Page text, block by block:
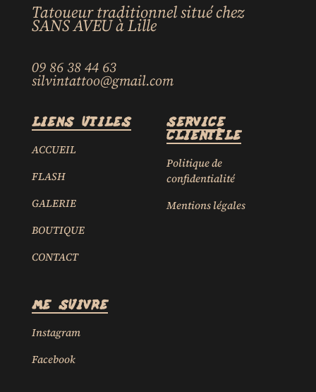
Tatoueur traditionnel situé chez
SANS AVEU à Lille
09 86 38 44 63
silvintattoo@gmail.com
LIENS UTILES
ACCUEIL
FLASH
GALERIE
BOUTIQUE
CONTACT
Service
clientèle
Politique de
confidentialité
Mentions légales
ME SUIVRE
Instagram
Facebook